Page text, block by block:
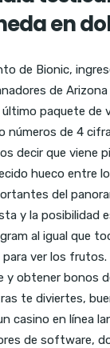
en
de Bionic,
de
último paquete de
números de 4
decir que viene
hueco entre
del
y la posibilidad
al igual que
ver los
y obtener bonos
te diviertes,
casino en línea
de software,